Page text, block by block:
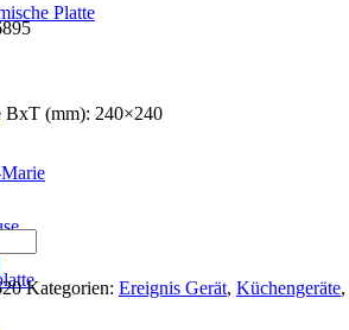
Platte
BxT (mm): 240×240
Kategorien: Ereignis Gerät, Küchengeräte,